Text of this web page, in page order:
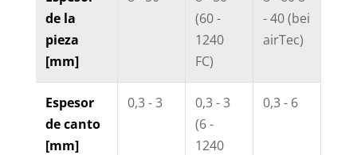
de la
pieza
[mm]
(60 -
1240
FC)
- 40 (bei
airTec)
Espesor
de canto
[mm]
0,3 - 3
0,3 - 3
(6 -
1240
0,3 - 6